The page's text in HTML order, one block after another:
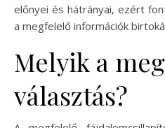
előnyei és hátrányai, ezért
a megfelelő információk
Melyik a
választás?